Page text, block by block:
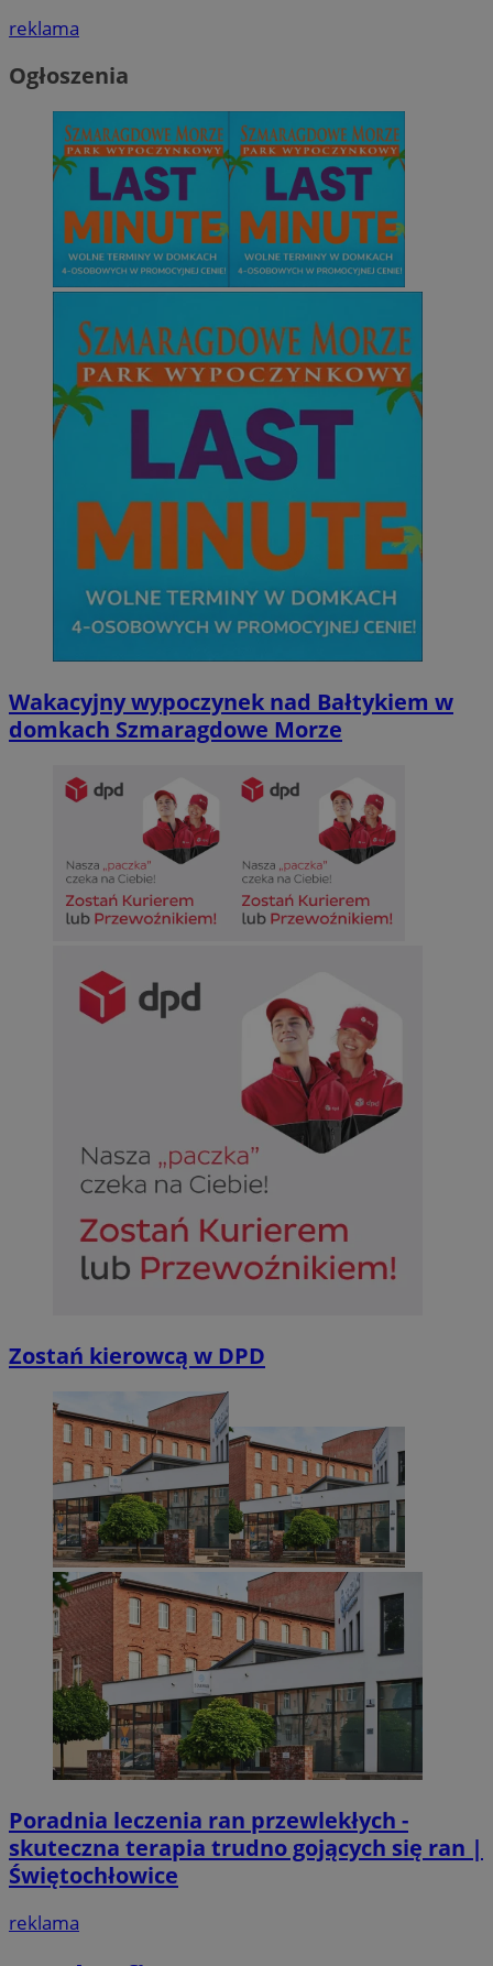
reklama
Ogłoszenia
Wakacyjny wypoczynek nad Bałtykiem w
domkach Szmaragdowe Morze
Zostań kierowcą w DPD
Poradnia leczenia ran przewlekłych -
skuteczna terapia trudno gojących się ran |
Świętochłowice
reklama